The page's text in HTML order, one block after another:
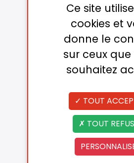
Ce site
cookies et
donne le
sur ceux que
souhaitez
TOUT
TOUT